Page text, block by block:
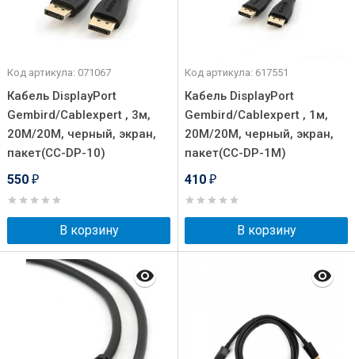
Код артикула: 071067
Кабель DisplayPort
Gembird/Cablexpert , 3м,
20M/20M, черный, экран,
пакет(CC-DP-10)
550 ₽
В корзину
Код артикула: 617551
Кабель DisplayPort
Gembird/Cablexpert , 1м,
20M/20M, черный, экран,
пакет(CC-DP-1M)
410 ₽
В корзину